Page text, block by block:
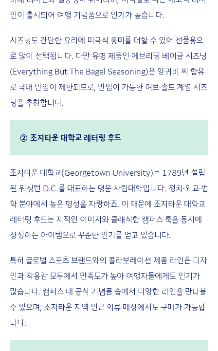
인이 출시되어 여행 기념품으로 인기가 높습니다.
시즈닝도 간단한 요리에 미국식 풍미를 더할 수 있어 선물용으
로 많이 선택됩니다. 다만 유명 제품인 에브리띵 베이글 시즈닝
(Everything But The Bagel Seasoning)은 양귀비 씨 함유
로 국내 반입이 제한되므로, 반입이 가능한 허브·솔트 계열 시즈
닝을 추천합니다.
② 조지타운 대학교 레터링 후드
조지타운 대학교(Georgetown University)는 1789년 설립
된 워싱턴 D.C.를 대표하는 명문 사립대학입니다. 정치·외교·법
학 분야에서 높은 명성을 자랑하죠. 이 때문에 조지타운 대학교
레터링 후드는 지적인 이미지와 클래식한 캠퍼스 룩을 동시에
상징하는 아이템으로 꾸준한 인기를 얻고 있습니다.
특히 글로벌 스포츠 브랜드와의 콜라보레이션 제품 라인은 디자
인과 착용감 모두에서 만족도가 높아 여행자들에게도 인기가
많습니다. 캠퍼스 내 공식 기념품 숍에서 다양한 라인을 만나볼
수 있으며, 조지타운 지역 인근 의류 매장에서도 구매가 가능합
니다.